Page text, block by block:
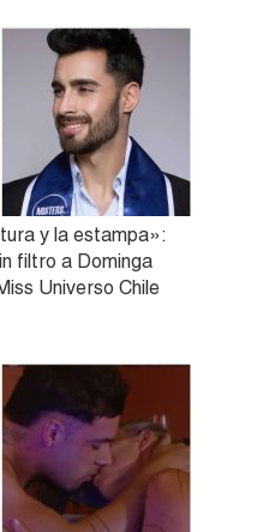
y la estampa»:
filtro a Dominga
Universo Chile